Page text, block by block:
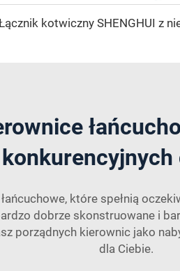
konkurencyjnych
które spełnią
dobrze skonstruowane i
porządnych kierownic jako
dla Ciebie.